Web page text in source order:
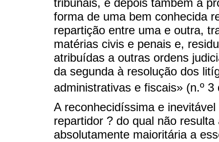
forma de uma bem conhecida
repartição entre uma e outra,
matérias civis e penais e,
atribuídas a outras ordens
da segunda à resolução dos
administrativas e fiscais» (n.º 3
A reconhecidíssima e
repartidor ? do qual não
absolutamente maioritária a